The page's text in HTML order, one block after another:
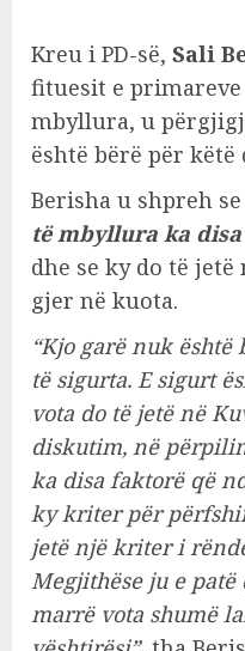
Kreu i PD-së, Sali
fituesit e
mbyllura, u
është bërë për këtë
Berisha u shpreh se
të mbyllura ka
dhe se ky do të
gjer në kuota.
“Kjo garë nuk
të sigurta. E sigurt
vota do të jetë në
diskutim, në
ka disa faktorë që
ky kriter për
jetë një kriter i
Megjithëse ju e
marrë vota shumë